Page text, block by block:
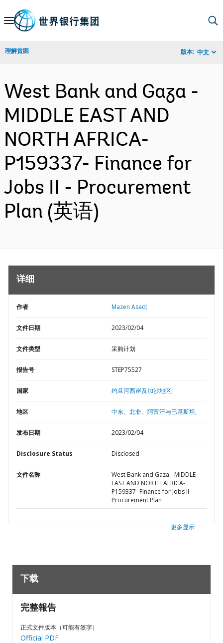
Skip
Navigation
理解贫困 版本: 中文
West Bank and Gaza -
MIDDLE EAST AND
NORTH AFRICA-
P159337- Finance for
Jobs II - Procurement
Plan (英语)
详细
作者 Mazen Asad;
文件日期 2023/02/04
文件类型 采购计划
报告号 STEP75527
国家 约旦河西岸及加沙地区,
地区 中东、北非、阿富汗与巴基斯坦,
发布日期 2023/02/04
Disclosure Status Disclosed
文件名称
West Bank and Gaza - MIDDLE
EAST AND NORTH AFRICA-
P159337- Finance for Jobs II -
Procurement Plan
更多显示
下载
完整報告
正式文件版本（可能有签字）
Official PDF